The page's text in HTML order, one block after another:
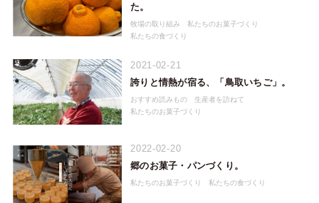
た。
牧場の取り組み
私たちのお菓子づくり
私たちの食づくり
2021-02-21
誇りと情熱が宿る、「鳥取いちご」。
おすすめ読みもの
生産者を訪ねて
私たちのお菓子づくり
2022-02-20
郷のお菓子・パンづくり。
私たちのお菓子づくり 私たちの食づくり